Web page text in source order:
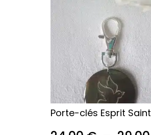
Porte-clés Esprit Saint
plusieurs
variations.
Les
options
peuvent
être
choisies
sur
la
page